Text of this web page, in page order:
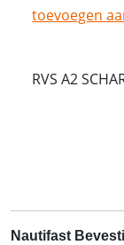
toevoegen
RVS A2
Nautifast